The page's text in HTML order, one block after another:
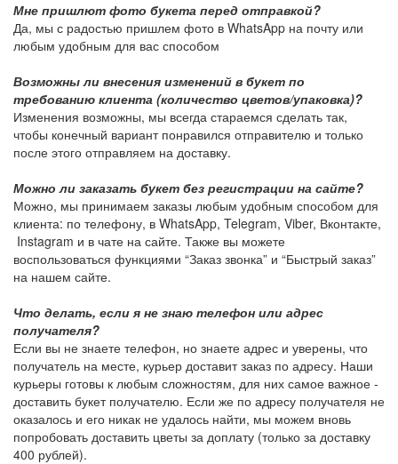
Мне пришлют фото букета перед отправкой?
Да, мы с радостью пришлем фото в WhatsApp на почту или
любым удобным для вас способом
Возможны ли внесения изменений в букет по
требованию клиента (количество цветов/упаковка)?
Изменения возможны, мы всегда стараемся сделать так,
чтобы конечный вариант понравился отправителю и только
после этого отправляем на доставку.
Можно ли заказать букет без регистрации на сайте?
Можно, мы принимаем заказы любым удобным способом для
клиента: по телефону, в WhatsApp, Telegram, Viber, Вконтакте,
Instagram и в чате на сайте. Также вы можете
воспользоваться функциями “Заказ звонка” и “Быстрый заказ”
на нашем сайте.
Что делать, если я не знаю телефон или адрес
получателя?
Если вы не знаете телефон, но знаете адрес и уверены, что
получатель на месте, курьер доставит заказ по адресу. Наши
курьеры готовы к любым сложностям, для них самое важное -
доставить букет получателю. Если же по адресу получателя не
оказалось и его никак не удалось найти, мы можем вновь
попробовать доставить цветы за доплату (только за доставку
400 рублей).